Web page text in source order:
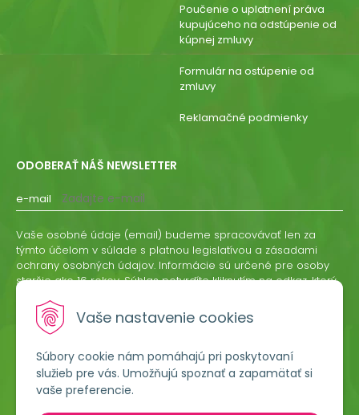
Vaše nastavenie cookies
Súbory cookie nám pomáhajú pri poskytovaní
služieb pre vás. Umožňujú spoznať a zapamätať si
vaše preferencie.
Poučenie o uplatnení práva
kupujúceho na odstúpenie od
kúpnej zmluvy
Formulár na ostúpenie od
zmluvy
Reklamačné podmienky
ODOBERAŤ NÁŠ NEWSLETTER
e-mail
ODOBERAŤ
Vaše osobné údaje (email) budeme spracovávať len za
týmto účelom v súlade s platnou legislatívou a zásadami
ochrany osobných údajov. Informácie sú určené pre osoby
staršie ako 16 rokov. Súhlas potvrdíte kliknutím na odkaz, ktorý
odvolať písomne, emailom alebo kliknutím na odkaz z
ktoréhokoľvek informačného emailu.